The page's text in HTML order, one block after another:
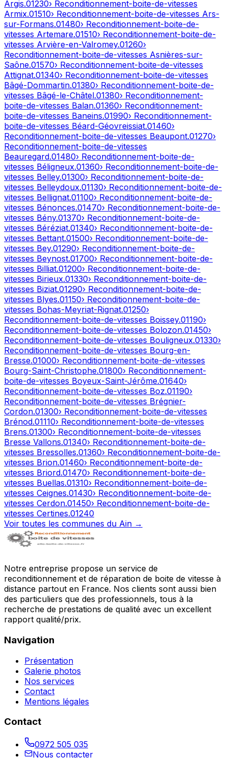
Argis.01230› Reconditionnement-boite-de-vitesses
Armix.01510› Reconditionnement-boite-de-vitesses Ars-
sur-Formans.01480› Reconditionnement-boite-de-
vitesses Artemare.01510› Reconditionnement-boite-de-
vitesses Arvière-en-Valromey.01260›
Reconditionnement-boite-de-vitesses Asnières-sur-
Saône.01570› Reconditionnement-boite-de-vitesses
Attignat.01340› Reconditionnement-boite-de-vitesses
Bâgé-Dommartin.01380› Reconditionnement-boite-de-
vitesses Bâgé-le-Châtel.01380› Reconditionnement-
boite-de-vitesses Balan.01360› Reconditionnement-
boite-de-vitesses Baneins.01990› Reconditionnement-
boite-de-vitesses Béard-Géovreissiat.01460›
Reconditionnement-boite-de-vitesses Beaupont.01270›
Reconditionnement-boite-de-vitesses
Beauregard.01480› Reconditionnement-boite-de-
vitesses Béligneux.01360› Reconditionnement-boite-de-
vitesses Belley.01300› Reconditionnement-boite-de-
vitesses Belleydoux.01130› Reconditionnement-boite-de-
vitesses Bellignat.01100› Reconditionnement-boite-de-
vitesses Bénonces.01470› Reconditionnement-boite-de-
vitesses Bény.01370› Reconditionnement-boite-de-
vitesses Béréziat.01340› Reconditionnement-boite-de-
vitesses Bettant.01500› Reconditionnement-boite-de-
vitesses Bey.01290› Reconditionnement-boite-de-
vitesses Beynost.01700› Reconditionnement-boite-de-
vitesses Billiat.01200› Reconditionnement-boite-de-
vitesses Birieux.01330› Reconditionnement-boite-de-
vitesses Biziat.01290› Reconditionnement-boite-de-
vitesses Blyes.01150› Reconditionnement-boite-de-
vitesses Bohas-Meyriat-Rignat.01250›
Reconditionnement-boite-de-vitesses Boissey.01190›
Reconditionnement-boite-de-vitesses Bolozon.01450›
Reconditionnement-boite-de-vitesses Bouligneux.01330›
Reconditionnement-boite-de-vitesses Bourg-en-
Bresse.01000› Reconditionnement-boite-de-vitesses
Bourg-Saint-Christophe.01800› Reconditionnement-
boite-de-vitesses Boyeux-Saint-Jérôme.01640›
Reconditionnement-boite-de-vitesses Boz.01190›
Reconditionnement-boite-de-vitesses Brégnier-
Cordon.01300› Reconditionnement-boite-de-vitesses
Brénod.01110› Reconditionnement-boite-de-vitesses
Brens.01300› Reconditionnement-boite-de-vitesses
Bresse Vallons.01340› Reconditionnement-boite-de-
vitesses Bressolles.01360› Reconditionnement-boite-de-
vitesses Brion.01460› Reconditionnement-boite-de-
vitesses Briord.01470› Reconditionnement-boite-de-
vitesses Buellas.01310› Reconditionnement-boite-de-
vitesses Ceignes.01430› Reconditionnement-boite-de-
vitesses Cerdon.01450› Reconditionnement-boite-de-
vitesses Certines.01240
Voir toutes les communes du Ain →
Notre entreprise propose un service de
reconditionnement et de réparation de boite de vitesse à
distance partout en France. Nos clients sont aussi bien
des particuliers que des professionnels, tous à la
recherche de prestations de qualité avec un excellent
rapport qualité/prix.
Navigation
Présentation
Galerie photos
Nos services
Contact
Mentions légales
Contact
0972 505 035
Nous contacter